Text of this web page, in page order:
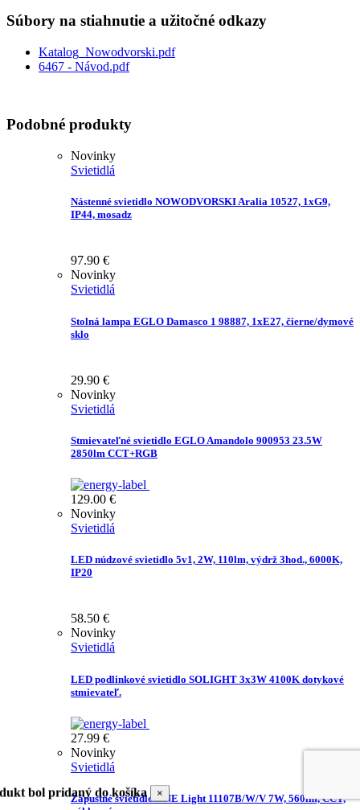
Súbory na stiahnutie a užitočné odkazy
Katalog_Nowodvorski.pdf
6467 - Návod.pdf
Podobné produkty
Novinky
Svietidlá
Nástenné svietidlo NOWODVORSKI Aralia 10527, 1xG9,
IP44, mosadz
97.90 €
Novinky
Svietidlá
Stolná lampa EGLO Damasco 1 98887, 1xE27, čierne/dymové
sklo
29.90 €
Novinky
Svietidlá
Stmievateľné svietidlo EGLO Amandolo 900953 23.5W
2850lm CCT+RGB
129.00 €
Novinky
Svietidlá
LED núdzové svietidlo 5v1, 2W, 110lm, výdrž 3hod., 6000K,
IP20
58.50 €
Novinky
Svietidlá
LED podlinkové svietidlo SOLIGHT 3x3W 4100K dotykové
stmievateľ.
27.99 €
Novinky
Svietidlá
Zápustné svietidlo ONE Light 11107B/W/V 7W, 560lm, CCT,
bol pridaný do košíka ×